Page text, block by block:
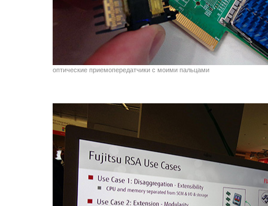
оптические приемопередатчики с моими пальцами